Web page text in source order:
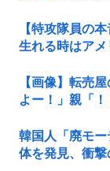
【特攻隊員の
生れる時はア
【画像】転売
よー！」親「！
韓国人「廃モ
体を発見、衝撃